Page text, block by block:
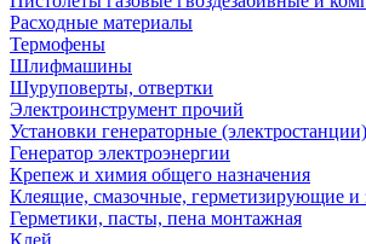
Расходные материалы
Термофены
Шлифмашины
Шуруповерты, отвертки
Электроинструмент прочий
Установки генераторные (электростанции)
Генератор электроэнергии
Крепеж и химия общего назначения
Клеящие, смазочные, герметизирующие и
Герметики, пасты, пена монтажная
Клей